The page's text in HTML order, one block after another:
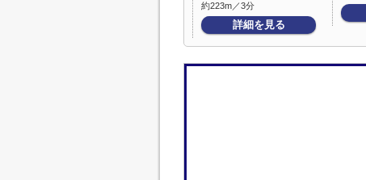
約223m／3分
詳細を見る